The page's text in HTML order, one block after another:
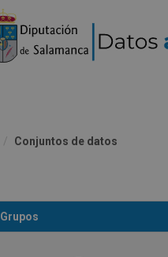
Conjuntos de datos
Grupos